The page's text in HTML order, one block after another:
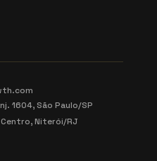
1604, São Paulo/SP
Centro, Niterói/RJ